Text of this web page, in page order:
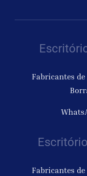
Fabricantes de
Fabricantes de